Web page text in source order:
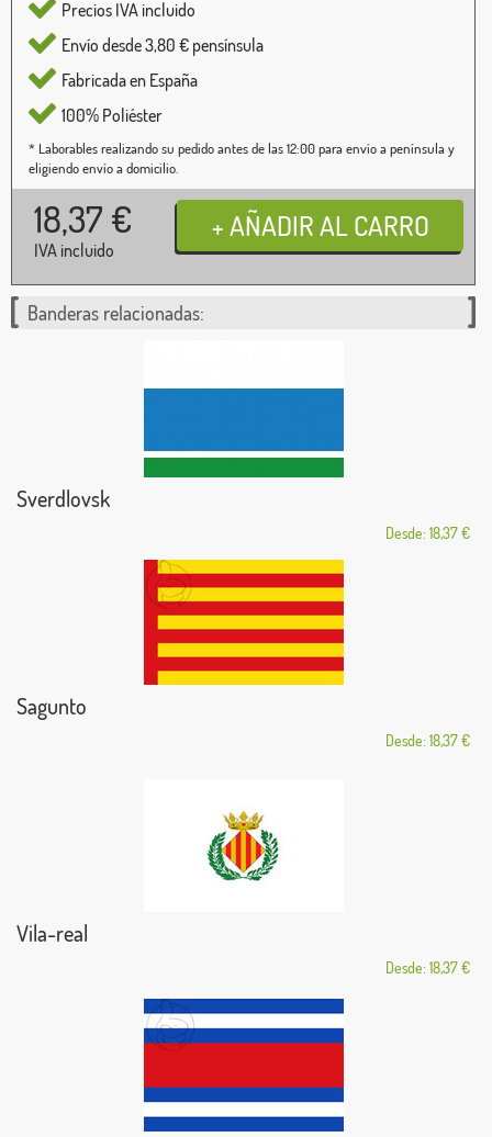
Precios IVA incluido
Envío desde 3,80 € pensínsula
Fabricada en España
100% Poliéster
* Laborables realizando su pedido antes de las 12:00 para envío a península y
eligiendo envío a domicilio.
18,37 €
IVA incluido
Banderas relacionadas:
Sverdlovsk
Desde: 18,37 €
Sagunto
Desde: 18,37 €
Vila-real
Desde: 18,37 €